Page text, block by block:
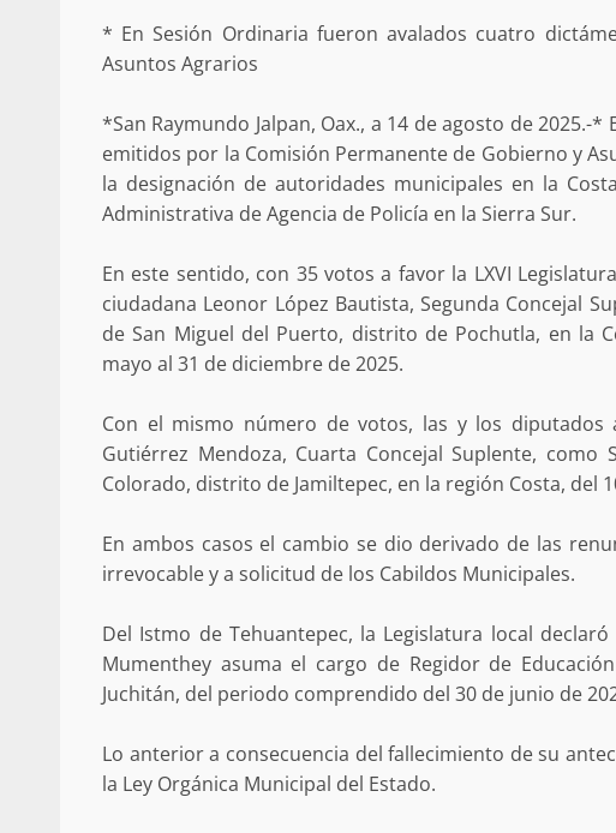
* En Sesión Ordinaria fueron avalados cuatro
Asuntos Agrarios
*San Raymundo Jalpan, Oax., a 14 de agosto de
emitidos por la Comisión Permanente de Gobierno y
la designación de autoridades municipales en la
Administrativa de Agencia de Policía en la Sierra Sur.
En este sentido, con 35 votos a favor la LXVI
ciudadana Leonor López Bautista, Segunda Concejal
de San Miguel del Puerto, distrito de Pochutla, en la
mayo al 31 de diciembre de 2025.
Con el mismo número de votos, las y los diputados
Gutiérrez Mendoza, Cuarta Concejal Suplente, como
Colorado, distrito de Jamiltepec, en la región Costa, del
En ambos casos el cambio se dio derivado de las
irrevocable y a solicitud de los Cabildos Municipales.
Del Istmo de Tehuantepec, la Legislatura local
Mumenthey asuma el cargo de Regidor de
Juchitán, del periodo comprendido del 30 de junio de
Lo anterior a consecuencia del fallecimiento de su
la Ley Orgánica Municipal del Estado.
destacadas
10 marzo 2026
Se normaliza la circulación vehicular a la
altura del puente Templadera, San Pedro
Tapanatepec
22 octubre 2024
Secretaría de Gobierno
presencia institucional en San